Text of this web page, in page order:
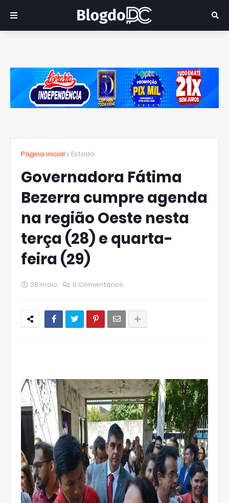
Página inicial Estado
Governadora Fátima
Bezerra cumpre agenda
na região Oeste nesta
terça (28) e quarta-
feira (29)
28 maio 0 Comentários